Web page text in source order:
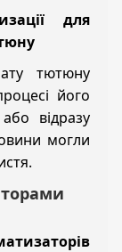
для
тютюну
його
відразу
могли